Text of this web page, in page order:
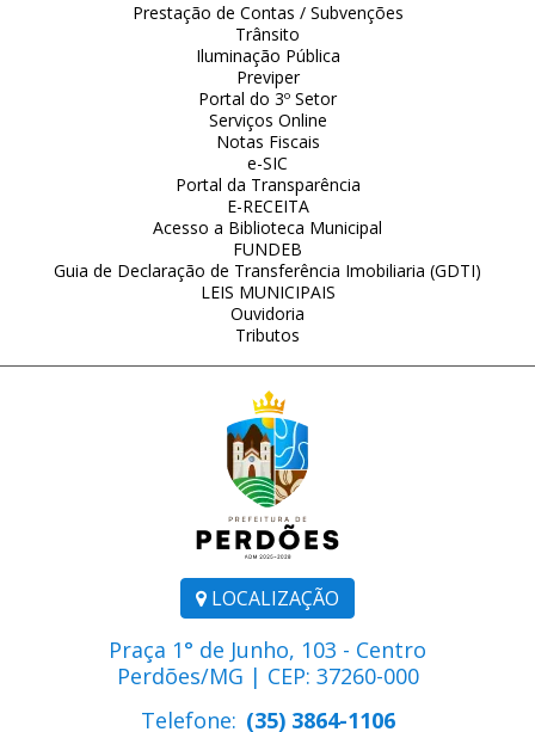
LOCALIZAÇÃO
Praça 1° de Junho, 103 - Centro
Perdões/MG | CEP: 37260-000
Telefone: (35) 3864-1106
Prestação de Contas / Subvenções
Trânsito
Iluminação Pública
Previper
Portal do 3º Setor
Serviços Online
Notas Fiscais
e-SIC
Portal da Transparência
E-RECEITA
Acesso a Biblioteca Municipal
FUNDEB
Guia de Declaração de Transferência Imobiliaria (GDTI)
LEIS MUNICIPAIS
Ouvidoria
Tributos